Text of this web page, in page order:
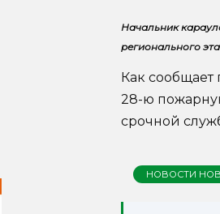
Начальник
регионального
Как
28-ю
срочной
НОВОСТИ